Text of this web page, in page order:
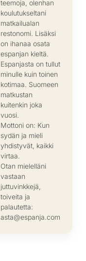
teemoja, olenhan
koulutukseltani
matkailualan
restonomi. Lisäksi
on ihanaa osata
espanjan kieltä.
Espanjasta on tullut
minulle kuin toinen
kotimaa. Suomeen
matkustan
kuitenkin joka
vuosi.
Mottoni on: Kun
sydän ja mieli
yhdistyvät, kaikki
virtaa.
Otan mielelläni
vastaan
juttuvinkkejä,
toiveita ja
palautetta:
asta@espanja.com